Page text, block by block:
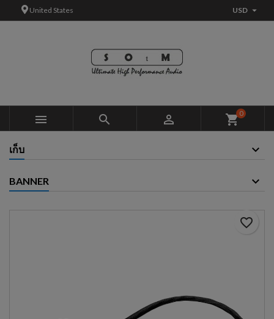
United States USD 
   shopping_cart0
เก็บ
BANNER
favorite_border
Add to wishlist ×
Create wishlist ×
Create wishlist
Sign in ×
You need to be logged in to save products in your wishlist.